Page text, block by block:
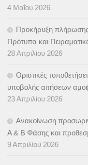
4 Μαΐου 2026
Προκήρυξη
Πρότυπα και
28 Απριλίου 2026
Οριστικές
υποβολής αιτήσεων
23 Απριλίου 2026
Ανακοίνωση
Α & B Φάσης και
9 Απριλίου 2026